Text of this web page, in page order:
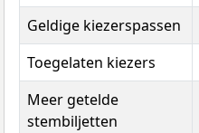
Geldige kiezerspassen
Toegelaten kiezers
Meer getelde
stembiljetten